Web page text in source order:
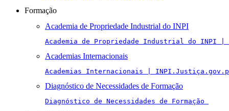
Formação
Academia de Propriedade Industrial do INPI
Academia de Propriedade Industrial do INPI
Academias Internacionais
Academias Internacionais |
Diagnóstico de Necessidades de Formação
Diagnóstico de Necessidades de Formação